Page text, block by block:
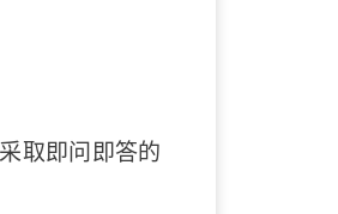
取即问即答的